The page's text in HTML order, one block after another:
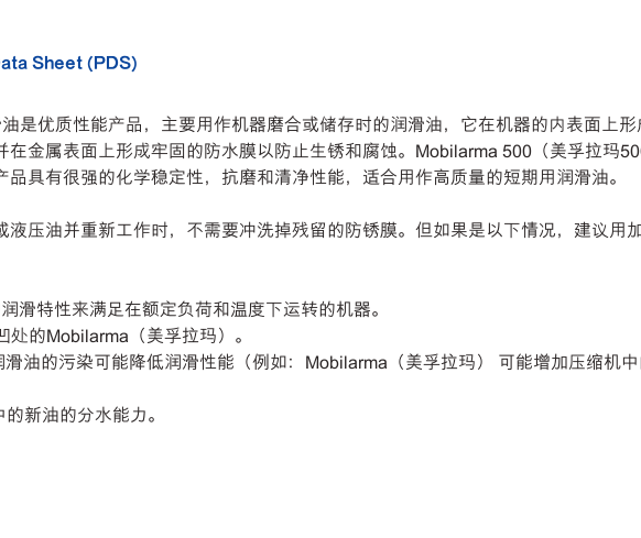
Sheet (PDS)
是优质性能产品，主要用作机器磨合或储存时的润滑油，它在机器的内表面上
金属表面上形成牢固的防水膜以防止生锈和腐蚀。Mobilarma 500（美孚拉玛
具有很强的化学稳定性，抗磨和清净性能，适合用作高质量的短期用润滑油。
压油并重新工作时，不需要冲洗掉残留的防锈膜。但如果是以下情况，建议用
滑特性来满足在额定负荷和温度下运转的机器。
的Mobilarma（美孚拉玛）。
油的污染可能降低润滑性能（例如：Mobilarma（美孚拉玛） 可能增加压缩机
新油的分水能力。